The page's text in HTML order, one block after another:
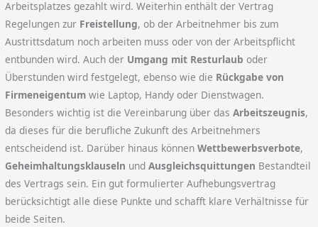
Arbeitsplatzes gezahlt wird. Weiterhin enthält der Vertrag
Regelungen zur Freistellung, ob der Arbeitnehmer bis zum
Austrittsdatum noch arbeiten muss oder von der Arbeitspflicht
entbunden wird. Auch der Umgang mit Resturlaub oder
Überstunden wird festgelegt, ebenso wie die Rückgabe von
Firmeneigentum wie Laptop, Handy oder Dienstwagen.
Besonders wichtig ist die Vereinbarung über dasArbeitszeugnis,
da dieses für die berufliche Zukunft des Arbeitnehmers
entscheidend ist. Darüber hinaus könnenWettbewerbsverbote,
Geheimhaltungsklauseln undAusgleichsquittungen Bestandteil
des Vertrags sein. Ein gut formulierter Aufhebungsvertrag
berücksichtigt alle diese Punkte und schafft klare Verhältnisse für
beide Seiten.